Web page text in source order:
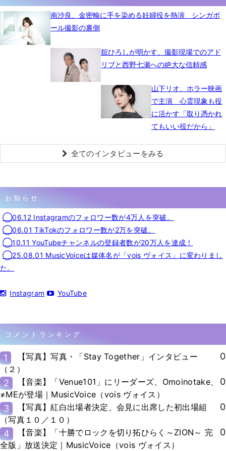
南沙良、金密輸に手を染める妊婦役を熱演 シンガポ
ール撮影の裏側
舘ひろしが明かす、撮影現場でのアド
リブと西野七瀬への絶大な信頼感
山下リオ、ホラー映画
で主演 心霊現象も役
に活かす「取り憑かれ
てもいい役だから」
全てのインタビューをみる
お知らせ
◯06.12 Instagramのフォロワー数が4万人を突破。
◯06.01 TikTokのフォロワー数が2万を突破。
◯10.11 YouTubeチャンネルの登録者数が20万人を達成！
◯25.08.01 MusicVoiceは媒体名が「vois ヴォイス」に変わりまし
た。
Instagram YouTube
コメントランキング
1
【写真】写真・「Stay Together」インタビュー
（２）
0
2
【音楽】「Venue101」にリーダーズ、Omoinotake、
≠MEが登場｜MusicVoice（vois ヴォイス）
0
3
【写真】紅白出場者決定、会見に出席した初出場組
（写真１０／１０）
0
4
【音楽】「十勝でロックを切り拓ひらく～ZION～ 完
全版」放送決定｜MusicVoice（vois ヴォイス）
0